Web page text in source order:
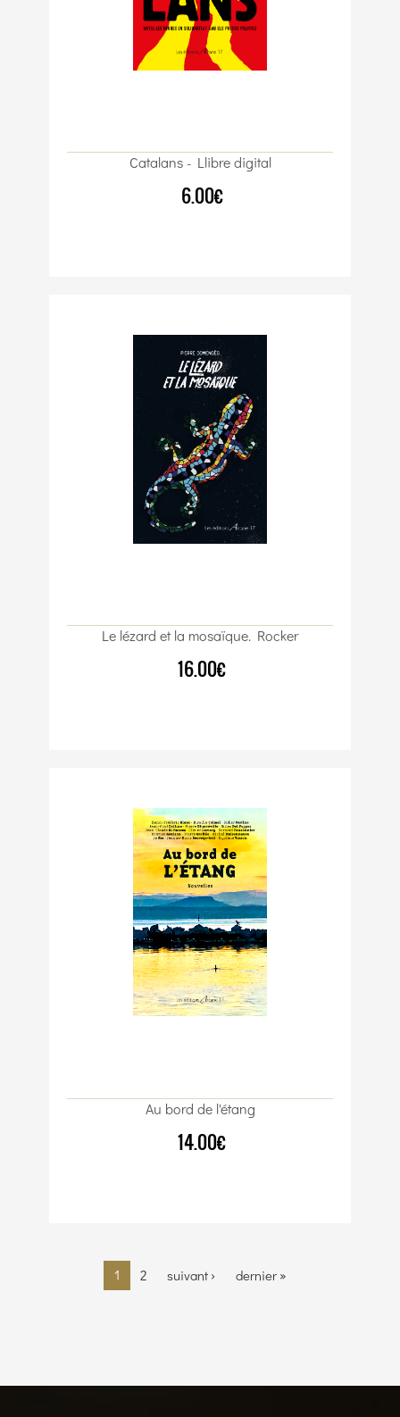
Catalans - Llibre digital
6.00€
Le lézard et la mosaïque. Rocker
16.00€
Au bord de l'étang
14.00€
Pagination
Page
courante
1 Page
2
Page
suivant ›
Dernière
dernier »